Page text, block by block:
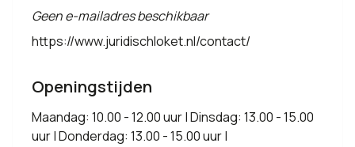
Geen e-mailadres beschikbaar
https://www.juridischloket.nl/contact/
Openingstijden
Maandag: 10.00 - 12.00 uur | Dinsdag: 13.00 - 15.00
uur | Donderdag: 13.00 - 15.00 uur |